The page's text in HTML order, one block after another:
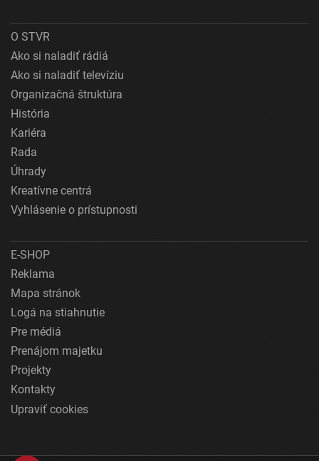
O STVR
Ako si naladiť rádiá
Ako si naladiť televíziu
Organizačná štruktúra
História
Kariéra
Rada
Úhrady
Kreatívne centrá
Vyhlásenie o prístupnosti
E-SHOP
Reklama
Mapa stránok
Logá na stiahnutie
Pre médiá
Prenájom majetku
Projekty
Kontakty
Upraviť cookies